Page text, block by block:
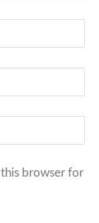
this browser for